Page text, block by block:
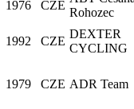
1976 CZE
Rohozec
1992 CZE
DEXTER
CYCLING
1979 CZE ADR Team